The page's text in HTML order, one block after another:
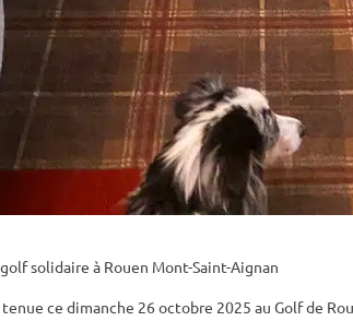
solidaire à Rouen Mont-Saint-Aignan
tenue ce dimanche 26 octobre 2025 au Golf de